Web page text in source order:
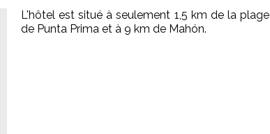
L'hôtel est situé à seulement 1,5 km de la plage
de Punta Prima et à 9 km de Mahón.